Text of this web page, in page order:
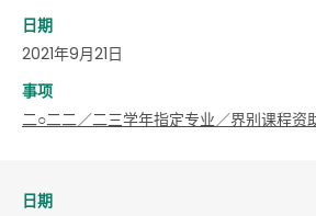
日期
2021年9月21日
事项
二○二二／二三学年指定专业／界别课程资
日期